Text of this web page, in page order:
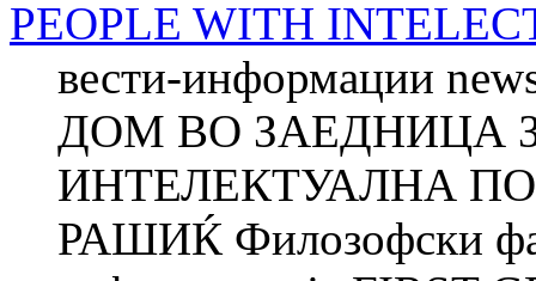
PEOPLE WITH
вести-информации
ДОМ ВО ЗАЕДНИЦА
ИНТЕЛЕКТУАЛНА
РАШИЌ Филозофски